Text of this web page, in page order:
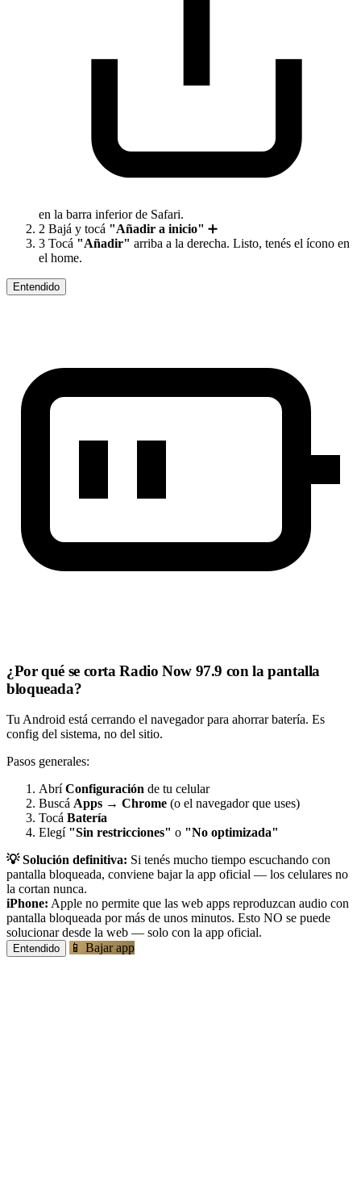
en la barra inferior de Safari.
2 Bajá y tocá "Añadir a inicio" ➕
3 Tocá "Añadir" arriba a la derecha. Listo, tenés el ícono en
el home.
Entendido
¿Por qué se corta Radio Now 97.9 con la pantalla
bloqueada?
Tu Android está cerrando el navegador para ahorrar batería. Es
config del sistema, no del sitio.
Pasos generales:
AbríConfiguración de tu celular
Buscá Apps → Chrome (o el navegador que uses)
Tocá Batería
Elegí "Sin restricciones" o "No optimizada"
💡 Solución definitiva: Si tenés mucho tiempo escuchando con
pantalla bloqueada, conviene bajar la app oficial — los celulares no
la cortan nunca.
iPhone: Apple no permite que las web apps reproduzcan audio con
pantalla bloqueada por más de unos minutos. Esto NO se puede
solucionar desde la web — solo con la app oficial.
Entendido 📱 Bajar app